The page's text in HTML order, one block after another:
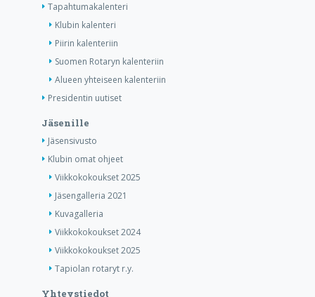
Tapahtumakalenteri
Klubin kalenteri
Piirin kalenteriin
Suomen Rotaryn kalenteriin
Alueen yhteiseen kalenteriin
Presidentin uutiset
Jäsenille
Jäsensivusto
Klubin omat ohjeet
Viikkokokoukset 2025
Jäsengalleria 2021
Kuvagalleria
Viikkokokoukset 2024
Viikkokokoukset 2025
Tapiolan rotaryt r.y.
Yhteystiedot